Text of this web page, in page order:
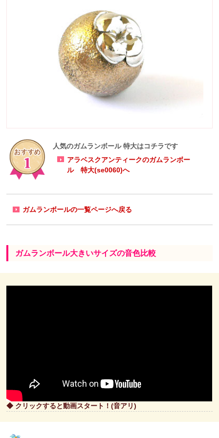
人気のガムランボール 特大はコチラです
アラベスクアンティークのガムランボー
ル 特大(se0060)へ
ガムランボールの一覧ページへ戻る
ガムランボール大きいサイズの音色比較
◆ クリックすると動画スタート！(音アリ)